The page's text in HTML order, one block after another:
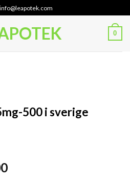
0
500 i sverige
Prisintervall: